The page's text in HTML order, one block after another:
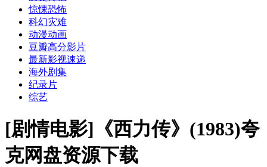
惊悚恐怖
科幻灾难
动漫动画
豆瓣高分影片
最新影视速递
海外剧集
纪录片
综艺
[剧情电影]《西力传》(1983)夸
克网盘资源下载